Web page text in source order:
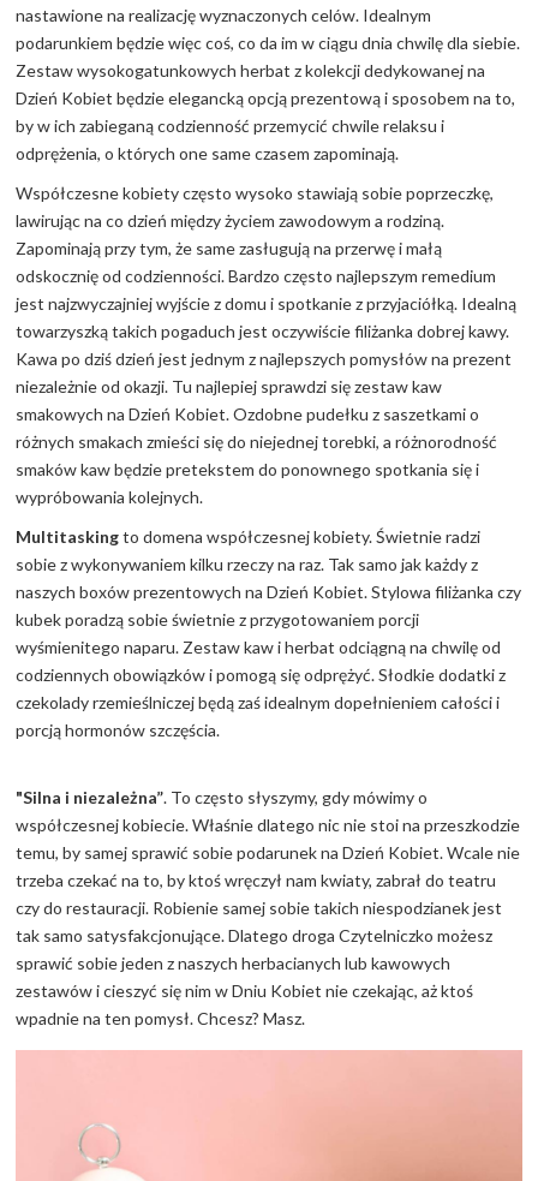
nastawione na realizację wyznaczonych celów. Idealnym
podarunkiem będzie więc coś, co da im w ciągu dnia chwilę dla siebie.
Zestaw wysokogatunkowych herbat z kolekcji dedykowanej na
Dzień Kobiet będzie elegancką opcją prezentową i sposobem na to,
by w ich zabieganą codzienność przemycić chwile relaksu i
odprężenia, o których one same czasem zapominają.
Współczesne kobiety często wysoko stawiają sobie poprzeczkę,
lawirując na co dzień między życiem zawodowym a rodziną.
Zapominają przy tym, że same zasługują na przerwę i małą
odskocznię od codzienności. Bardzo często najlepszym remedium
jest najzwyczajniej wyjście z domu i spotkanie z przyjaciółką. Idealną
towarzyszką takich pogaduch jest oczywiście filiżanka dobrej kawy.
Kawa po dziś dzień jest jednym z najlepszych pomysłów na prezent
niezależnie od okazji. Tu najlepiej sprawdzi się zestaw kaw
smakowych na Dzień Kobiet. Ozdobne pudełku z saszetkami o
różnych smakach zmieści się do niejednej torebki, a różnorodność
smaków kaw będzie pretekstem do ponownego spotkania się i
wypróbowania kolejnych.
Multitaskingto domena współczesnej kobiety. Świetnie radzi
sobie z wykonywaniem kilku rzeczy na raz. Tak samo jak każdy z
naszych boxów prezentowych na Dzień Kobiet. Stylowa filiżanka czy
kubek poradzą sobie świetnie z przygotowaniem porcji
wyśmienitego naparu. Zestaw kaw i herbat odciągną na chwilę od
codziennych obowiązków i pomogą się odprężyć. Słodkie dodatki z
czekolady rzemieślniczej będą zaś idealnym dopełnieniem całości i
porcją hormonów szczęścia.
"Silna i niezależna”. To często słyszymy, gdy mówimy o
współczesnej kobiecie. Właśnie dlatego nic nie stoi na przeszkodzie
temu, by samej sprawić sobie podarunek na Dzień Kobiet. Wcale nie
trzeba czekać na to, by ktoś wręczył nam kwiaty, zabrał do teatru
czy do restauracji. Robienie samej sobie takich niespodzianek jest
tak samo satysfakcjonujące. Dlatego droga Czytelniczko możesz
sprawić sobie jeden z naszych herbacianych lub kawowych
zestawów i cieszyć się nim w Dniu Kobiet nie czekając, aż ktoś
wpadnie na ten pomysł. Chcesz? Masz.